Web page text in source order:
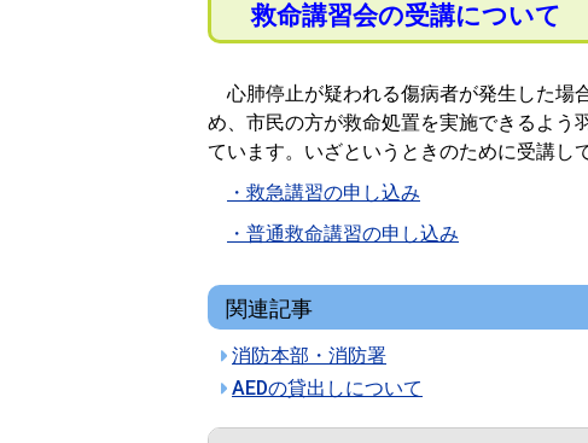
救命講習会の受講について
心肺停止が疑われる傷病者が発生した場
め、市民の方が救命処置を実施できるよう
ています。いざというときのために受講し
・救急講習の申し込み
・普通救命講習の申し込み
関連記事
消防本部・消防署
AEDの貸出しについて